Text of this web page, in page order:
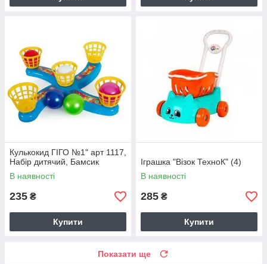
Кулькокид ГІГО №1" арт 1117,
Набір дитячий, Бамсик
В наявності
235 ₴
Купити
Іграшка "Візок ТехноК" (4)
В наявності
285 ₴
Купити
Показати ще